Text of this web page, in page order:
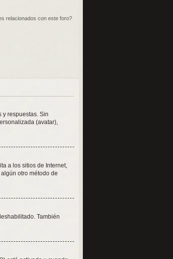
relacionados con este foro?
y respuestas. Sin
(avatar),
a los sitios de Internet,
otro método de
También